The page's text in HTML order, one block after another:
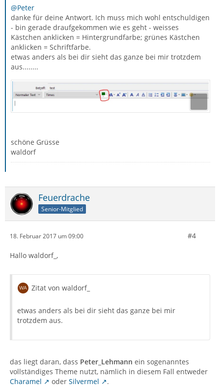
@Peter
danke für deine Antwort. Ich muss mich wohl entschuldigen
- bin gerade draufgekommen wie es geht - weisses
Kästchen anklicken = Hintergrundfarbe; grünes Kästchen
anklicken = Schriftfarbe.
etwas anders als bei dir sieht das ganze bei mir trotzdem
aus........
schöne Grüsse
waldorf
Feuerdrache
Senior-Mitglied
18. Februar 2017 um 09:00 #4
Hallo waldorf_,
Zitat von waldorf_
etwas anders als bei dir sieht das ganze bei mir
trotzdem aus.
das liegt daran, dass Peter_Lehmann ein sogenanntes
vollständiges Theme nutzt, nämlich in diesem Fall entweder
Charamel
oder Silvermel
.